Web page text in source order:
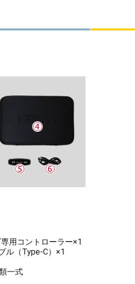
用コントローラー×1
ル（Type-C）×1
一式